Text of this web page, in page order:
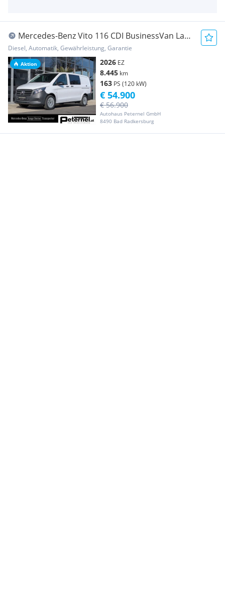
Aktion
Mercedes-Benz Vito 116 CDI BusinessVan Lang
Mixto DAB Shz MBUX
Diesel, Automatik, Gewährleistung, Garantie
2026 EZ
8.445 km
163 PS (120 kW)
Autohaus Peternel GmbH
8490 Bad Radkersburg
€ 56.900
€ 54.900